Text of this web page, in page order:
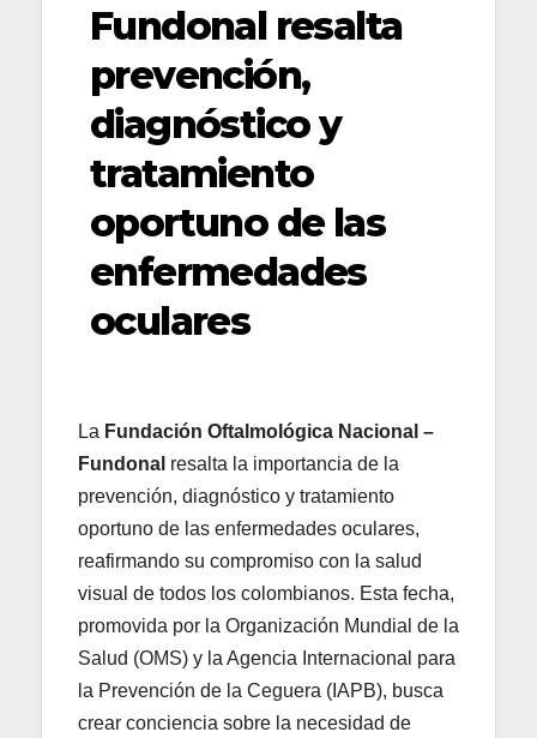
Fundonal resalta
prevención,
diagnóstico y
tratamiento
oportuno de las
enfermedades
oculares
La Fundación Oftalmológica Nacional –
Fundonal resalta la importancia de la
prevención, diagnóstico y tratamiento
oportuno de las enfermedades oculares,
reafirmando su compromiso con la salud
visual de todos los colombianos. Esta fecha,
promovida por la Organización Mundial de la
Salud (OMS) y la Agencia Internacional para
la Prevención de la Ceguera (IAPB), busca
crear conciencia sobre la necesidad de